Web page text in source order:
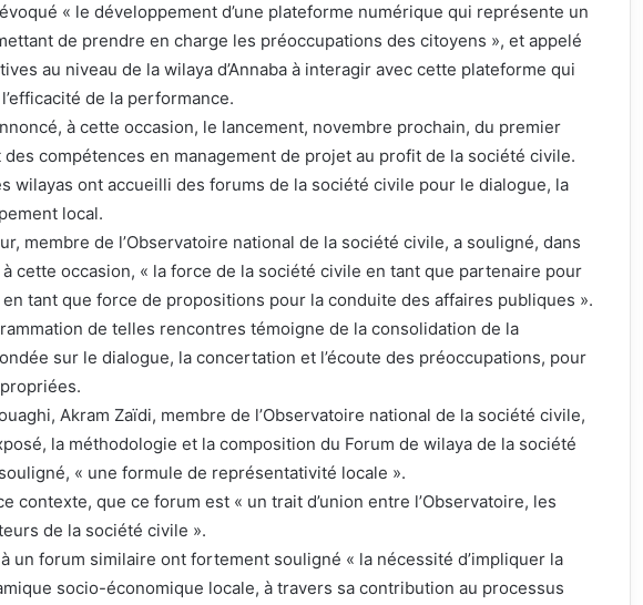
« le développement d’une plateforme numérique qui représente un
de prendre en charge les préoccupations des citoyens », et appelé
au niveau de la wilaya d’Annaba à interagir avec cette plateforme qui
de la performance.
à cette occasion, le lancement, novembre prochain, du premier
compétences en management de projet au profit de la société civile.
wilayas ont accueilli des forums de la société civile pour le dialogue, la
local.
membre de l’Observatoire national de la société civile, a souligné, dans
cette occasion, « la force de la société civile en tant que partenaire pour
tant que force de propositions pour la conduite des affaires publiques ».
de telles rencontres témoigne de la consolidation de la
sur le dialogue, la concertation et l’écoute des préoccupations, pour
Akram Zaïdi, membre de l’Observatoire national de la société civile,
la méthodologie et la composition du Forum de wilaya de la société
« une formule de représentativité locale ».
contexte, que ce forum est « un trait d’union entre l’Observatoire, les
de la société civile ».
un forum similaire ont fortement souligné « la nécessité d’impliquer la
socio-économique locale, à travers sa contribution au processus